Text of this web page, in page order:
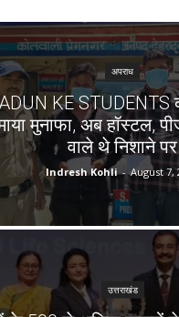
अपराध
KE STUDENTS
मुनाफा, अब हॉस्टल,
वाले थे निशाने पर
Indresh Kohli - August 7,
उत्तराखंड